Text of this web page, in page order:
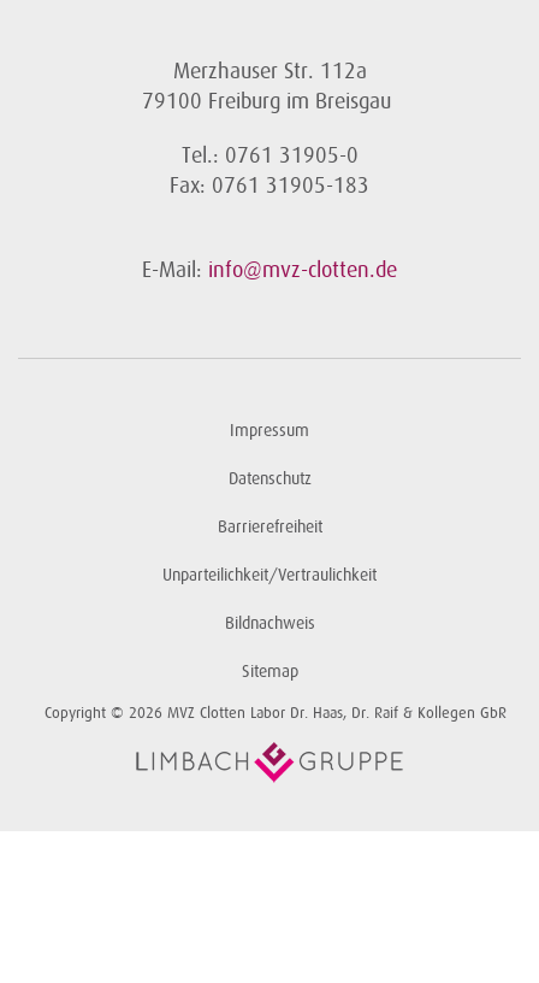
Merzhauser Str. 112a
79100 Freiburg im Breisgau
Tel.: 0761 31905-0
Fax: 0761 31905-183
E-Mail: info@mvz-clotten.de
Impressum
Datenschutz
Barrierefreiheit
Unparteilichkeit/Vertraulichkeit
Bildnachweis
Sitemap
Copyright © 2026 MVZ Clotten Labor Dr. Haas, Dr. Raif & Kollegen GbR